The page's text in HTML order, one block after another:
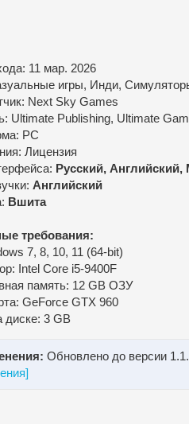
11 мар. 2026
игры, Инди,
Next Sky Games
Ultimate Publishing, Ultimate
PC
Лицензия
Русский, Английский,
Английский
Вшита
требования:
7, 8, 10, 11 (64-bit)
Intel Core i5-9400F
память: 12 GB ОЗУ
GeForce GTX 960
диске: 3 GB
Обновлено до версии